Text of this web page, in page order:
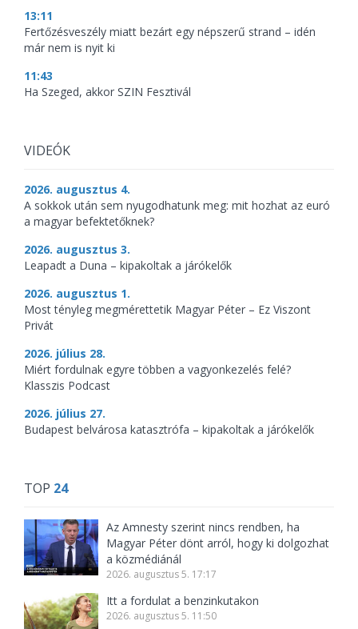
13:11
Fertőzésveszély miatt bezárt egy népszerű strand – idén
már nem is nyit ki
11:43
Ha Szeged, akkor SZIN Fesztivál
VIDEÓK
2026. augusztus 4.
A sokkok után sem nyugodhatunk meg: mit hozhat az euró
a magyar befektetőknek?
2026. augusztus 3.
Leapadt a Duna – kipakoltak a járókelők
2026. augusztus 1.
Most tényleg megmérettetik Magyar Péter – Ez Viszont
Privát
2026. július 28.
Miért fordulnak egyre többen a vagyonkezelés felé?
Klasszis Podcast
2026. július 27.
Budapest belvárosa katasztrófa – kipakoltak a járókelők
TOP 24
Az Amnesty szerint nincs rendben, ha
Magyar Péter dönt arról, hogy ki dolgozhat
a közmédiánál
2026. augusztus 5. 17:17
Itt a fordulat a benzinkutakon
2026. augusztus 5. 11:50